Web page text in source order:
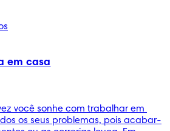
em casa
você sonhe com trabalhar em
os seus problemas, pois acabar-